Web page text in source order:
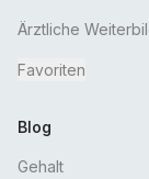
Ärztliche
Favoriten
Blog
Gehalt